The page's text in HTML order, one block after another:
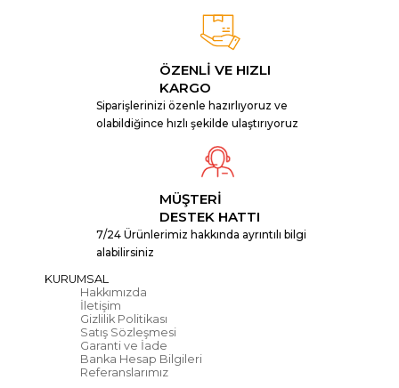
ÖZENLİ VE HIZLI
KARGO
Siparişlerinizi özenle hazırlıyoruz ve
olabildiğince hızlı şekilde ulaştırıyoruz
MÜŞTERİ
DESTEK HATTI
7/24 Ürünlerimiz hakkında ayrıntılı bilgi
alabilirsiniz
KURUMSAL
Hakkımızda
İletişim
Gizlilik Politikası
Satış Sözleşmesi
Garanti ve İade
Banka Hesap Bilgileri
Referanslarımız